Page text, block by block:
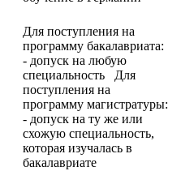
Для поступления на
программу бакалавриата:
- допуск на любую
специальность Для
поступления на
программу магистратуры:
- допуск на ту же или
схожую специальность,
которая изучалась в
бакалавриате